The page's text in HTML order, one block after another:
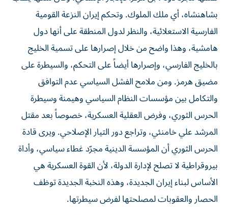
بشاهنشاه، أي ملك الملوك. وتحكم إيران النزعة القومية
الفارسية الاستعلائية، والنظر لدول المنطقة على أنها دول
هامشية، وهذا واضح من خلال إصرارها على تسمية الخليج
بالخليج الفارسي، وإصرارها أيضاً على التحكم، والسيطرة على
مضيق هرمز. ومن ملامح الفشل السياسي عدم التوافق
والتكامل بين مؤسسات النظام السياسي وهيمنة وسيطرة
الحرس الثوري، وفرض العقلية العسكرية، خصوصاً بعد مقتل
المرشد علي خامنئي، وتراجع دور التيار الإصلاحي. ويرى قادة
الحرس الثوري أن المؤسسة الدينية مجرّد غطاء سياسي، وأداة
بيروقراطية لا تصلح لإدارة الدولة، لأن القوة العسكرية هي
الأساس لبناء إيران الجديدة، وهذه النخبة الجديدة توظف
الحصار والعقوبات لمصلحتها لفرض سيطرتها.